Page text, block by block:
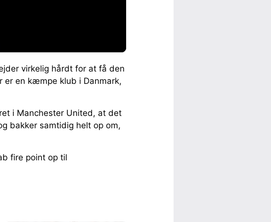
virkelig hårdt for at få den
er en kæmpe klub i Danmark,
i Manchester United, at det
bakker samtidig helt op om,
fire point op til